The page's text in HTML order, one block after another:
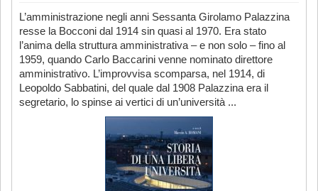
L’amministrazione negli anni Sessanta Girolamo Palazzina
resse la Bocconi dal 1914 sin quasi al 1970. Era stato
l’anima della struttura amministrativa – e non solo – fino al
1959, quando Carlo Baccarini venne nominato direttore
amministrativo. L’improvvisa scomparsa, nel 1914, di
Leopoldo Sabbatini, del quale dal 1908 Palazzina era il
segretario, lo spinse ai vertici di un’università ...